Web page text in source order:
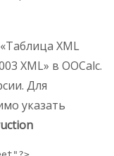
XML
XML» в OOCalc.
Для
указать